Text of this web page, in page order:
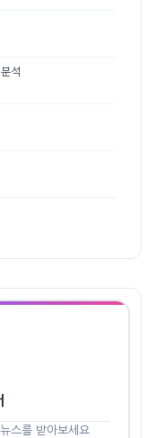
석
스를 받아보세요